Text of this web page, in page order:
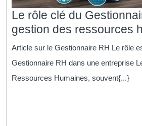
Le rôle clé du
gestion des ressources
Article sur le Gestionnaire RH Le rôle
Gestionnaire RH dans une entreprise
Ressources Humaines, souvent{...}